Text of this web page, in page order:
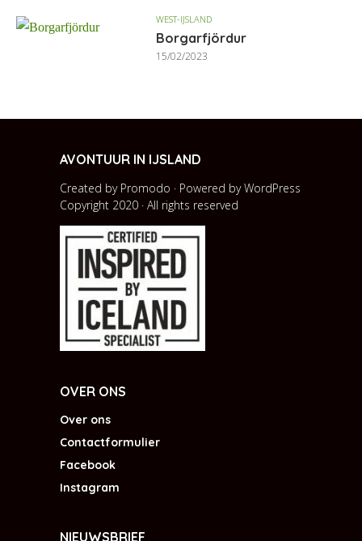
WEST-IJSLAND
Borgarfjördur
15/02/2023
AVONTUUR IN IJSLAND
Created by Promodo · Powered byWordPress
Copyright 2020 · All rights reserved
OVER ONS
Over ons
Contactformulier
Facebook
Instagram
NIEUWSBRIEF